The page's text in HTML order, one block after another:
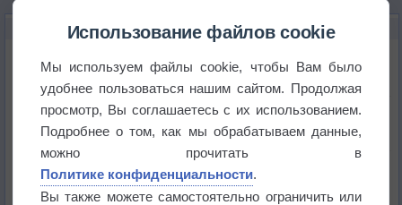
НОВОЕ О ПОГОДЕ
В Приморье обнаружены морские волны тепла
Изменение климата повлияло на ареал обитания
бабочек
Использование файлов cookie
Мы используем файлы cookie, чтобы Вам было
удобнее пользоваться нашим сайтом. Продолжая
просмотр, Вы соглашаетесь с их использованием.
Подробнее о том, как мы обрабатываем данные,
можно прочитать в
Политике конфиденциальности.
Вы также можете самостоятельно ограничить или